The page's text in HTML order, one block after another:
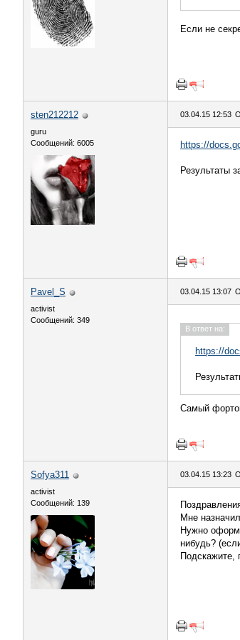
Если не
sten212212
guru
Сообщений: 6005
03.04.15 12:53
https://
Результаты
Pavel_S
activist
Сообщений: 349
03.04.15 13:07
В ответ на:
https://
Самый
Sofya311
activist
Сообщений: 139
03.04.15 13:23
Мне
Нужно
нибудь?
Подскажите,